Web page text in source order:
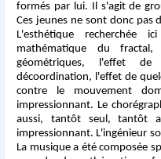
formés par lui. Il s'agit de
Ces jeunes ne sont donc pas
L'esthétique
mathématique du
géométriques, l'effet
décoordination, l'effet de
contre le mouvement
impressionnant. Le
aussi, tantôt seul, tantôt
impressionnant. L'ingénieur
La musique a été composée